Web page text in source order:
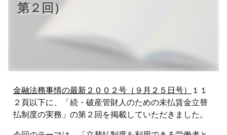
第２回）
金融法務事情の最新２００２号（９月２５日号）
１１
２頁以下に、「続・破産管財人のための未払賃金立替
払制度の実務」の第２回を掲載していただきました。